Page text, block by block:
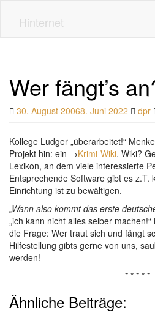
Hinternet
Wer fängt’s
30. August 20068. Juni 2022 dpr
Kollege Ludger „überarbeitet!“
Projekt hin: ein →Krimi-Wiki. Wiki?
Lexikon, an dem viele interessierte
Entsprechende Software gibt es z.T.
Einrichtung ist zu bewältigen.
„Wann also kommt das erste
„ich kann nicht alles selber
die Frage: Wer traut sich und fängt
Hilfestellung gibts gerne von uns,
werden!
* * * * *
Ähnliche Beiträge: